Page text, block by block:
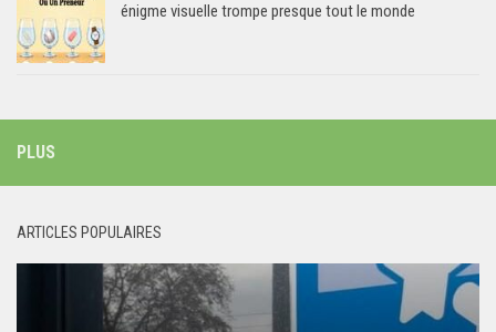
énigme visuelle trompe presque tout le monde
PLUS
ARTICLES POPULAIRES